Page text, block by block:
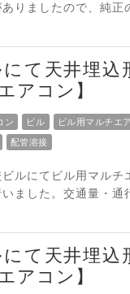
りましたので、純正
て天井埋込
アコン】
ン ビル ビル用マルチエ
配管溶接
ルにてビル用マルチ
ました。交通量・通
て天井埋込
アコン】